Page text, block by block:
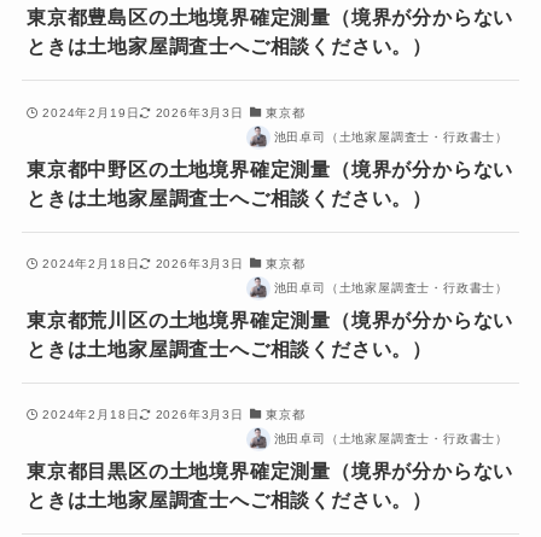
東京都豊島区の土地境界確定測量（境界が分からない
ときは土地家屋調査士へご相談ください。）
2024年2月19日 2026年3月3日
東京都
池田卓司（土地家屋調査士・行政書士）
東京都中野区の土地境界確定測量（境界が分からない
ときは土地家屋調査士へご相談ください。）
2024年2月18日 2026年3月3日
東京都
池田卓司（土地家屋調査士・行政書士）
東京都荒川区の土地境界確定測量（境界が分からない
ときは土地家屋調査士へご相談ください。）
2024年2月18日 2026年3月3日
東京都
池田卓司（土地家屋調査士・行政書士）
東京都目黒区の土地境界確定測量（境界が分からない
ときは土地家屋調査士へご相談ください。）